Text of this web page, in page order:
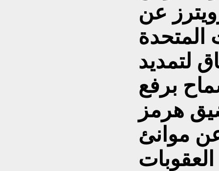
عن
المتحدة
لتمديد
برفع
هرمز
موانئ